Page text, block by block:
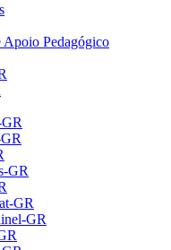
Pedagógico
GR
GR
GR